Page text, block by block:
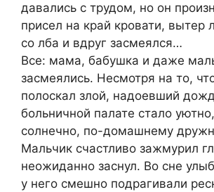
давались с трудом, но он
присел на край кровати, вытер
со лба и вдруг засмеялся…
Все: мама, бабушка и даже
засмеялись. Несмотря на то,
полоскал злой, надоевший
больничной палате стало
солнечно, по-домашнему
Мальчик счастливо зажмурил
неожиданно заснул. Во сне
у него смешно подрагивали